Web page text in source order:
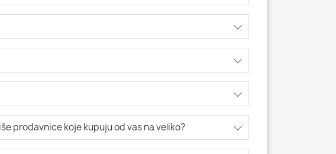
prodavnice koje kupuju od vas na veliko?